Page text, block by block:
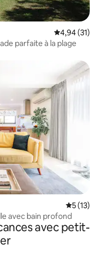
Évaluation
4,94 (31)
parfaite à la plage
5 (13)
avec bain profond
avec petit-